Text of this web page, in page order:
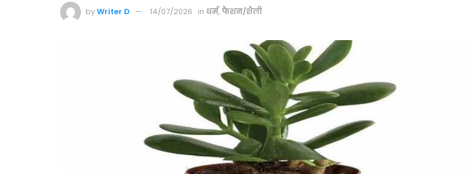
byWriter D 14/07/2026 in धर्म, फैशन/शैली